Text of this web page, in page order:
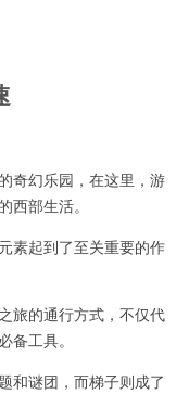
幻乐园，在这里，游
部生活。
起到了至关重要的作
的通行方式，不仅代
工具。
谜团，而梯子则成了